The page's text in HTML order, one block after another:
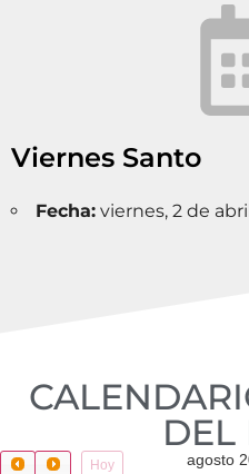
Viernes Santo
Fecha: viernes, 2 de
DEL
Hoy agosto